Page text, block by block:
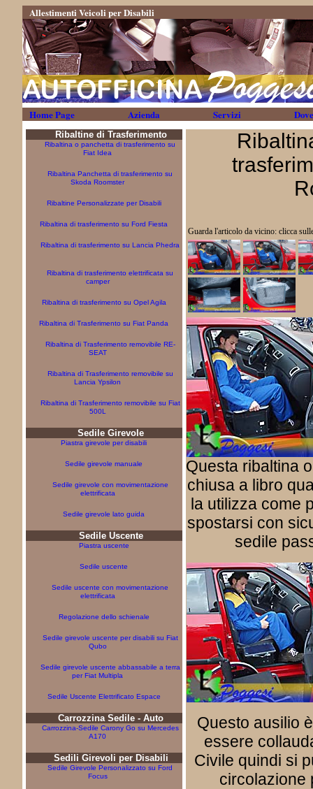
Allestimenti Veicoli per Disabili
Home Page Azienda Servizi
Ribaltine di Trasferimento
Ribaltina o panchetta di trasferimento su
Fiat Idea
Ribaltina Panchetta di trasferimento su
Skoda Roomster
Ribaltine Personalizzate per Disabili
Ribaltina di trasferimento su Ford Fiesta
Ribaltina di trasferimento su Lancia Phedra
Ribaltina di trasferimento elettrificata su
camper
Ribaltina di trasferimento su Opel Agila
Ribaltina di Trasferimento su Fiat Panda
Ribaltina di Trasferimento removibile RE-
SEAT
Ribaltina di Trasferimento removibile su
Lancia Ypsilon
Ribaltina di Trasferimento removibile su Fiat
500L
Sedile Girevole
Piastra girevole per disabili
Sedile girevole manuale
Sedile girevole con movimentazione
elettrificata
Sedile girevole lato guida
Sedile Uscente
Piastra uscente
Sedile uscente
Sedile uscente con movimentazione
elettrificata
Regolazione dello schienale
Sedile girevole uscente per disabili su Fiat
Qubo
Sedile girevole uscente abbassabile a terra
per Fiat Multipla
Sedile Uscente Elettrificato Espace
Carrozzina Sedile - Auto
Carrozzina-Sedile Carony Go su Mercedes
A170
Sedili Girevoli per Disabili
Sedile Girevole Personalizzato su Ford
Focus
Guarda l'articolo da vicino: clicca
Questa ribaltina
chiusa a libro
la utilizza come
spostarsi con
sedile
Questo ausilio
essere
Civile quindi si
circolazione